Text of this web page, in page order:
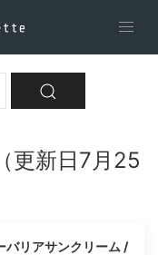
更新日7月25
バリアサンクリーム /